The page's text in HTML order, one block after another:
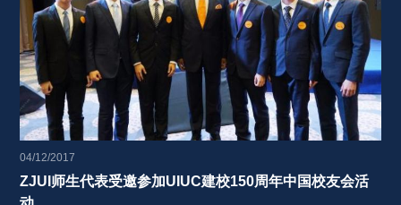
04/12/2017
ZJUI师生代表受邀参加UIUC建校150周年中国校友会活